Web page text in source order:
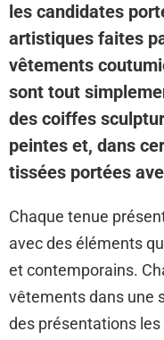
les candidates
artistiques faites
vêtements
sont tout
des coiffes
peintes et, dans
tissées portées
Chaque tenue
avec des éléments
et contemporains.
vêtements dans une
des présentations